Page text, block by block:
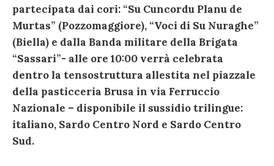
partecipata dai cori: “Su Cuncordu Planu de
Murtas” (Pozzomaggiore), “Voci di Su Nuraghe”
(Biella) e dalla Banda militare della Brigata
“Sassari”- alle ore 10:00 verrà celebrata
dentro la tensostruttura allestita nel piazzale
della pasticceria Brusa in via Ferruccio
Nazionale – disponibile il sussidio trilingue:
italiano, Sardo Centro Nord e Sardo Centro
Sud.